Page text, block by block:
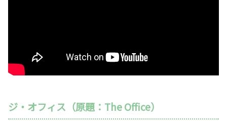
ジ・オフィス（原題：The Office）